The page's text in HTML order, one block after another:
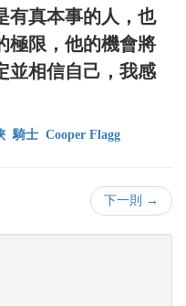
有真本事的人，也
極限，他的機會將
並相信自己，我感
騎士 Cooper Flagg
下一則 →